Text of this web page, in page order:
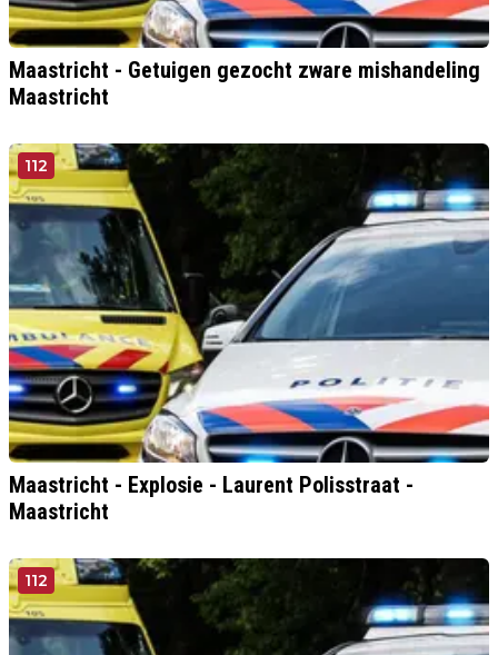
Maastricht - Getuigen gezocht zware mishandeling
Maastricht
112
Maastricht - Explosie - Laurent Polisstraat -
Maastricht
112